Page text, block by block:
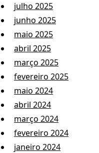
julho 2025
junho 2025
maio 2025
abril 2025
março 2025
fevereiro 2025
maio 2024
abril 2024
março 2024
fevereiro 2024
janeiro 2024